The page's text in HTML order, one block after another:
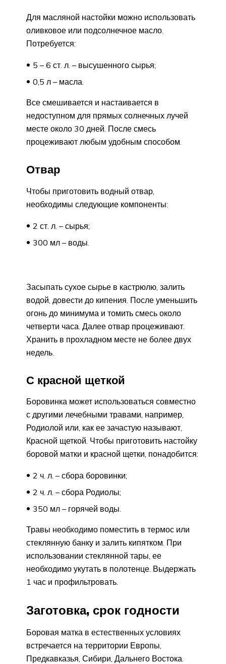
Для масляной настойки можно использовать
оливковое или подсолнечное масло.
Потребуется:
5 – 6 ст. л. – высушенного сырья;
0,5 л – масла.
Все смешивается и настаивается в
недоступном для прямых солнечных лучей
месте около 30 дней. После смесь
процеживают любым удобным способом.
Отвар
Чтобы приготовить водный отвар,
необходимы следующие компоненты:
2 ст. л. – сырья;
300 мл – воды.
Засыпать сухое сырье в кастрюлю, залить
водой, довести до кипения. После уменьшить
огонь до минимума и томить смесь около
четверти часа. Далее отвар процеживают.
Хранить в прохладном месте не более двух
недель.
С красной щеткой
Боровинка может использоваться совместно
с другими лечебными травами, например,
Родиолой или, как ее зачастую называют,
Красной щеткой. Чтобы приготовить настойку
боровой матки и красной щетки, понадобится:
2 ч. л. – сбора боровинки;
2 ч. л. – сбора Родиолы;
350 мл – горячей воды.
Травы необходимо поместить в термос или
стеклянную банку и залить кипятком. При
использовании стеклянной тары, ее
необходимо укутать в полотенце. Выдержать
1 час и профильтровать.
Заготовка, срок годности
Боровая матка в естественных условиях
встречается на территории Европы,
Предкавказья, Сибири, Дальнего Востока.